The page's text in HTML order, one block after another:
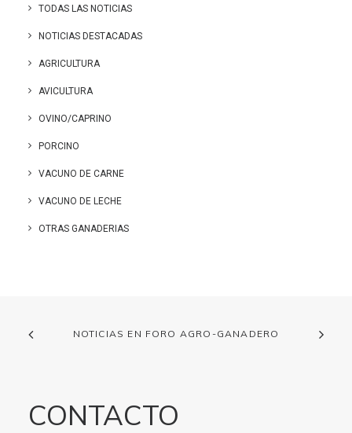
TODAS LAS NOTICIAS
NOTICIAS DESTACADAS
AGRICULTURA
AVICULTURA
OVINO/CAPRINO
PORCINO
VACUNO DE CARNE
VACUNO DE LECHE
OTRAS GANADERIAS
NOTICIAS EN FORO AGRO-GANADERO
CONTACTO